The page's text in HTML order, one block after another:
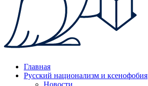
Главная
Русский национализм и ксенофобия